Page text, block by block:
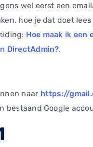
wel eerst een
hoe je dat doet lees
Hoe maak ik een
DirectAdmin?.
naar https://
bestaand Google